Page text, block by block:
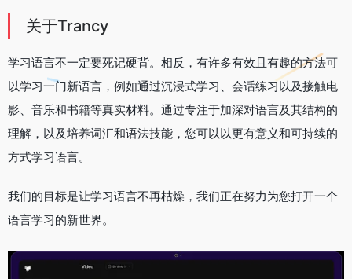
关于Trancy
学习语言不一定要死记硬背。相反，有许多有效且有趣的方法可
以学习一门新语言，例如通过沉浸式学习、会话练习以及接触电
影、音乐和书籍等真实材料。通过专注于加深对语言及其结构的
理解，以及培养词汇和语法技能，您可以以更有意义和可持续的
方式学习语言。
我们的目标是让学习语言不再枯燥，我们正在努力为您打开一个
语言学习的新世界。